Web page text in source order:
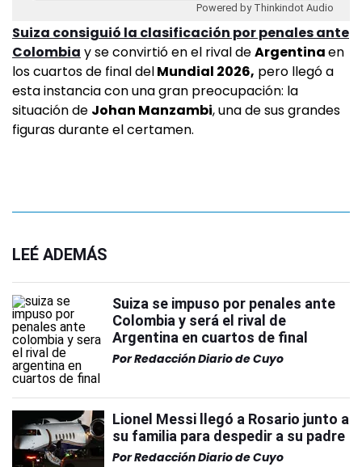
Powered by Thinkindot Audio
Suiza consiguió la clasificación por penales ante
Colombia y se convirtió en el rival deArgentinaen
los cuartos de final delMundial 2026, pero llegó a
esta instancia con una gran preocupación: la
situación de Johan Manzambi, una de sus grandes
figuras durante el certamen.
LEÉ ADEMÁS
Suiza se impuso por penales ante
Colombia y será el rival de
Argentina en cuartos de final
PorRedacción Diario de Cuyo
Lionel Messi llegó a Rosario junto a
su familia para despedir a su padre
PorRedacción Diario de Cuyo